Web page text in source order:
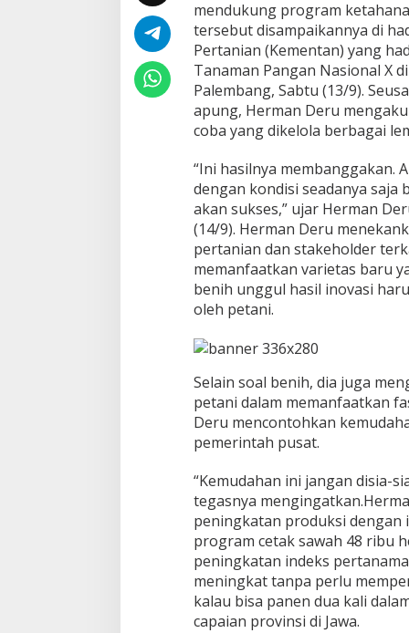
n
g
k
a
t
k
a
n
P
o
d
u
k
t
i
v
i
L
h
a
n
d
i
u
m
s
e
l
mendukung program
tersebut disampaikannya di
Pertanian (Kementan) yang
Tanaman Pangan Nasional X
Palembang, Sabtu (13/9).
apung, Herman Deru
coba yang dikelola berbagai
“Ini hasilnya membanggakan.
dengan kondisi seadanya saja
akan sukses,” ujar Herman
(14/9). Herman Deru
pertanian dan stakeholder
memanfaatkan varietas baru
benih unggul hasil inovasi
oleh petani.
Selain soal benih, dia juga
petani dalam memanfaatkan
Deru mencontohkan
pemerintah pusat.
“Kemudahan ini jangan disia-
tegasnya
peningkatan produksi dengan
program cetak sawah 48 ribu
peningkatan indeks
meningkat tanpa perlu
kalau bisa panen dua kali
capaian provinsi di Jawa.